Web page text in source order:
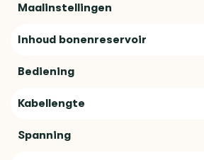
Maalinstellingen
Inhoud bonenreservoir
Bediening
Kabellengte
Spanning